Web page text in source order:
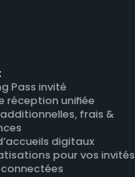
Pass invité
réception unifiée
frais &
digitaux
pour vos invités